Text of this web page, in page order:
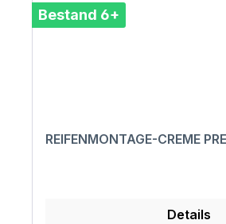
Bestand 6+
REIFENMONTAGE-CREME
Details